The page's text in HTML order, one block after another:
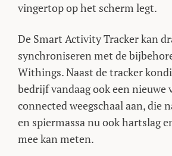
vingertop op het scherm legt.
De Smart Activity Tracker kan
synchroniseren met de
Withings. Naast de tracker
bedrijf vandaag ook een nieuwe
connected weegschaal aan, die
en spiermassa nu ook hartslag
mee kan meten.